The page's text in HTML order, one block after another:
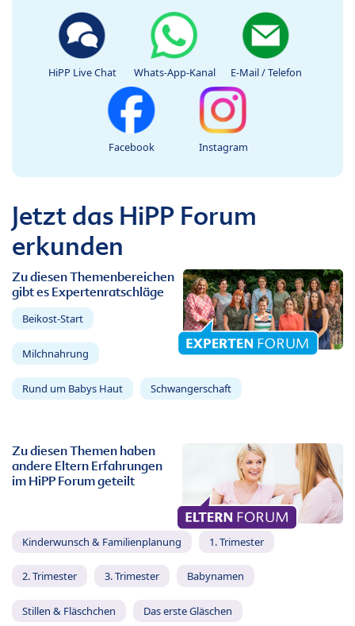
HiPP Live Chat Whats-App-Kanal E-Mail / Telefon
Facebook Instagram
Jetzt das HiPP Forum
erkunden
Zu diesen Themenbereichen
gibt es Expertenratschläge
Beikost-Start
Milchnahrung
Rund um Babys Haut Schwangerschaft
Zu diesen Themen haben
andere Eltern Erfahrungen
im HiPP Forum geteilt
Kinderwunsch & Familienplanung 1. Trimester
2. Trimester 3. Trimester Babynamen
Stillen & Fläschchen Das erste Gläschen